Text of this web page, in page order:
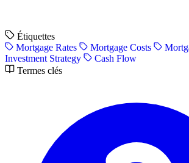
Étiquettes
Mortgage Rates
Mortgage Costs
Investment Strategy
Cash Flow
Termes clés